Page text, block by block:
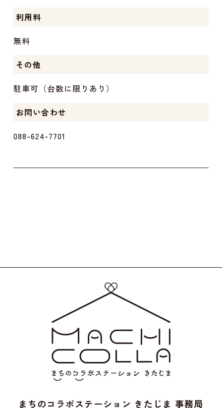
利用料
無料
その他
駐車可（台数に限りあり）
お問い合わせ
088-624-7701
まちのコラボステーション きたじま 事務局